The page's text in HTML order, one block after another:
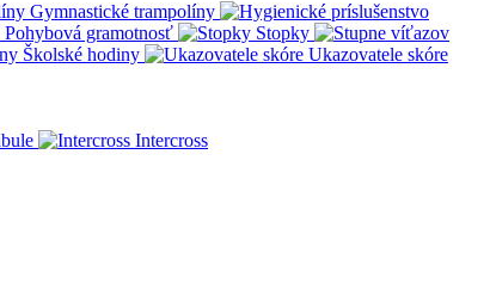
Gymnastické trampolíny
Pohybová gramotnosť
Stopky
Školské hodiny
Ukazovatele skóre
Intercross